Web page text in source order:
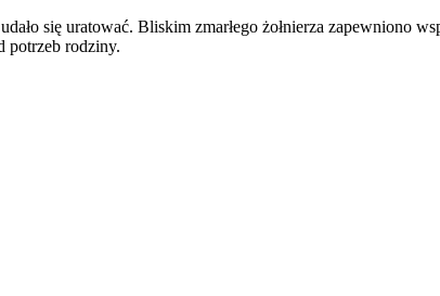
się uratować. Bliskim zmarłego żołnierza zapewniono
potrzeb rodziny.